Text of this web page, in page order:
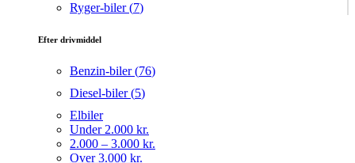
Ryger-biler (7)
Efter drivmiddel
Benzin-biler (76)
Diesel-biler (5)
Elbiler
Under 2.000 kr.
2.000 – 3.000 kr.
Over 3.000 kr.